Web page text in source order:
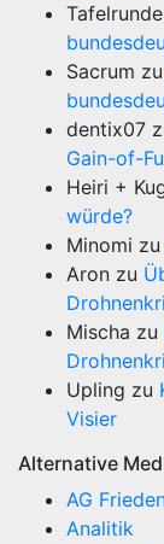
Tafelrunde
Sacrum zu
dentix07
Gain-of-
Heiri +
würde?
Minomi zu
Aron zu
Mischa zu
Upling zu
Visier
Alternative
AG
Analitik